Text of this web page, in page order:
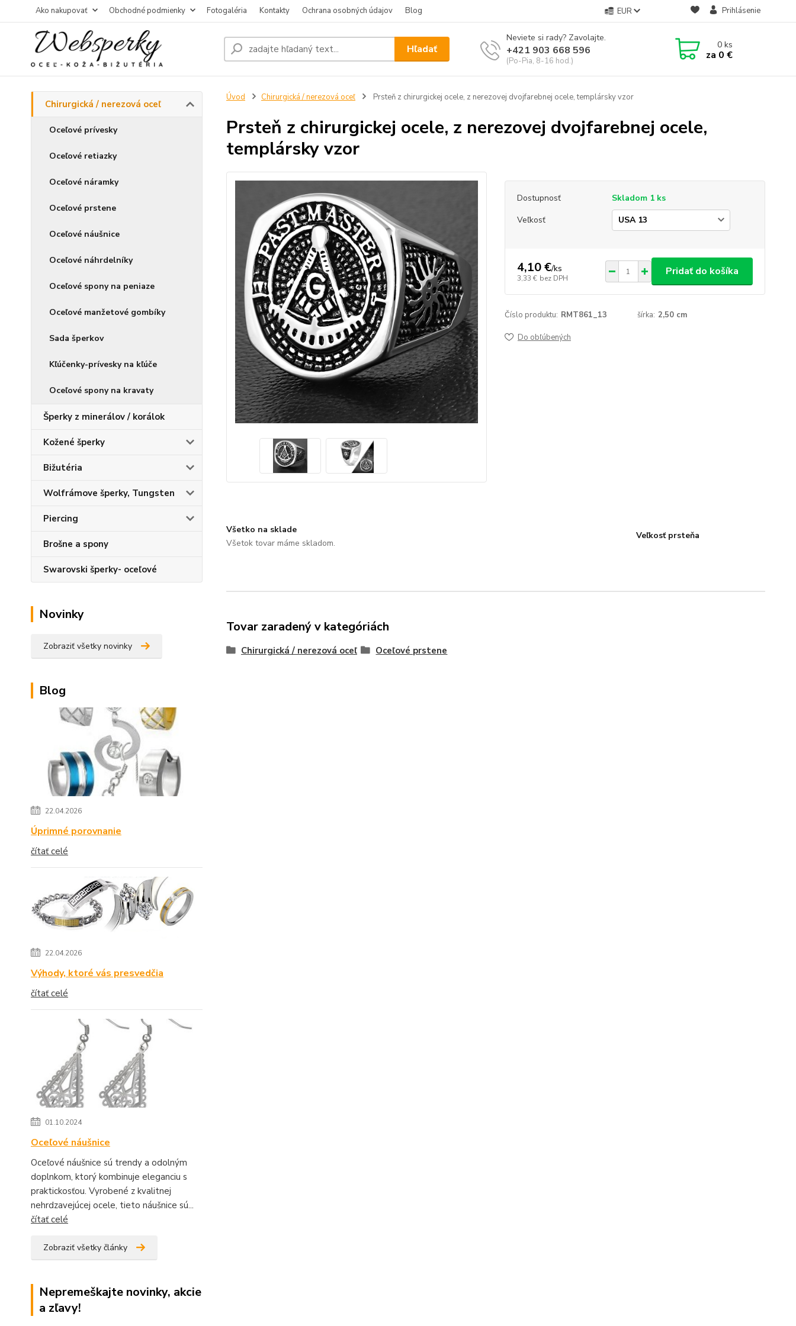
Ako nakupovať Obchodné podmienky Fotogaléria Kontakty Ochrana osobných údajov Blog EUR Prihlásenie
Hľadať
Neviete si rady? Zavolajte.
+421 903 668 596
(Po-Pia, 8-16 hod.)
0ks
za 0 €
Chirurgická / nerezová oceľ
Oceľové prívesky
Oceľové retiazky
Oceľové náramky
Oceľové prstene
Oceľové náušnice
Oceľové náhrdelníky
Oceľové spony na peniaze
Oceľové manžetové gombíky
Sada šperkov
Kľúčenky-prívesky na kľúče
Oceľové spony na kravaty
Šperky z minerálov / korálok
Kožené šperky
Bižutéria
Wolfrámove šperky, Tungsten
Piercing
Brošne a spony
Swarovski šperky- oceľové
Novinky
Zobraziť všetky novinky
Blog
22.04.2026
Úprimné porovnanie
čítať celé
22.04.2026
Výhody, ktoré vás presvedčia
čítať celé
01.10.2024
Oceľové náušnice
Oceľové náušnice sú trendy a odolným
doplnkom, ktorý kombinuje eleganciu s
praktickosťou. Vyrobené z kvalitnej
nehrdzavejúcej ocele, tieto náušnice sú...
čítať celé
Zobraziť všetky články
Nepremeškajte novinky, akcie
a zľavy!
Úvod Chirurgická / nerezová oceľ Prsteň z chirurgickej ocele, z nerezovej dvojfarebnej ocele, templársky vzor
Prsteň z chirurgickej ocele, z nerezovej dvojfarebnej ocele,
templársky vzor
Dostupnosť
Skladom 1 ks
Veľkosť
4,10 €/ks
3,33 € bez DPH
Pridať do košíka
Číslo produktu: RMT861_13 šírka: 2,50 cm
Do obľúbených
Všetko na sklade
Všetok tovar máme skladom.
Veľkosť prsteňa
Tovar zaradený v kategóriách
Chirurgická / nerezová oceľ Oceľové prstene